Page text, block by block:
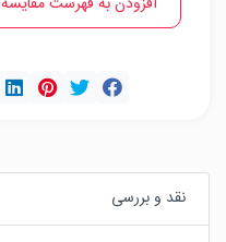
نقد و بررسی